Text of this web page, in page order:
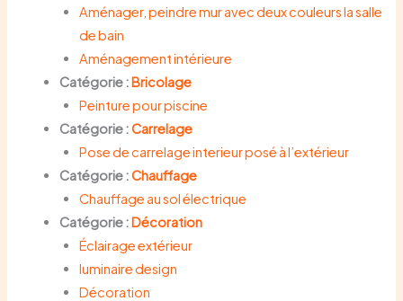
Aménager, peindre mur avec deux couleurs la salle
de bain
Aménagement intérieure
Catégorie :Bricolage
Peinture pour piscine
Catégorie :Carrelage
Pose de carrelage interieur posé à l’extérieur
Catégorie :Chauffage
Chauffage au sol électrique
Catégorie :Décoration
Éclairage extérieur
luminaire design
Décoration